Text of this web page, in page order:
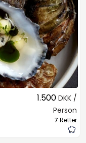
1.500 DKK /
Person
7 Retter